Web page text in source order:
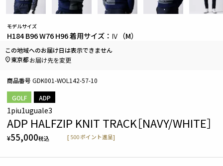
GOLF ADP
モデルサイズ
H184 B96 W76 H96 着用サイズ：Ⅳ（M）
1piu1uguale3
ADP HALFZIP KNIT TRACK［NAVY/WHITE］
¥55,000税込 [ 500 ポイント進呈]
商品番号 GDK001-WOL142-57-10
この地域へのお届け日は表示できません
東京都お届け先を変更